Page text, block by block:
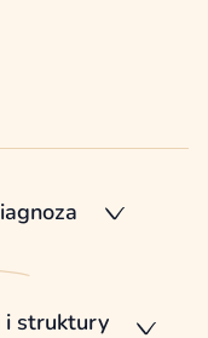
i struktury